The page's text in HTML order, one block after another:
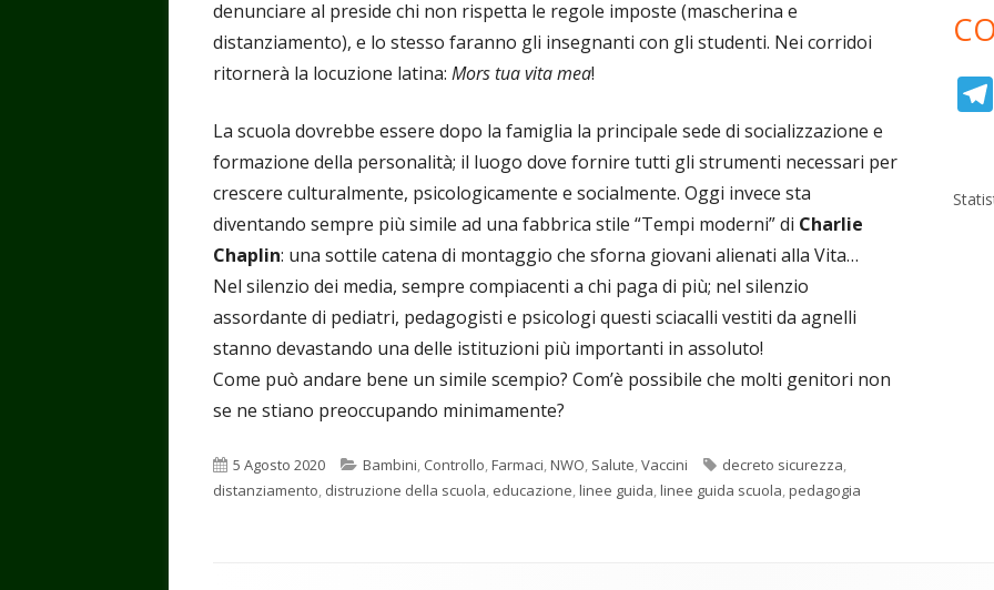
denunciare al preside chi non rispetta le regole imposte (mascherina e
distanziamento), e lo stesso faranno gli insegnanti con gli studenti. Nei corridoi
ritornerà la locuzione latina: Mors tua vita mea!
La scuola dovrebbe essere dopo la famiglia la principale sede di socializzazione e
formazione della personalità; il luogo dove fornire tutti gli strumenti necessari per
crescere culturalmente, psicologicamente e socialmente. Oggi invece sta
diventando sempre più simile ad una fabbrica stile “Tempi moderni” di Charlie
Chaplin: una sottile catena di montaggio che sforna giovani alienati alla Vita…
Nel silenzio dei media, sempre compiacenti a chi paga di più; nel silenzio
assordante di pediatri, pedagogisti e psicologi questi sciacalli vestiti da agnelli
stanno devastando una delle istituzioni più importanti in assoluto!
Come può andare bene un simile scempio? Com’è possibile che molti genitori non
se ne stiano preoccupando minimamente?
Pubblicato
5 Agosto 2020 Categorie
Bambini, Controllo,Farmaci,NWO, Salute,Vaccini Tag
decreto sicurezza,
distanziamento, distruzione della scuola, educazione,linee guida,linee guida scuola,pedagogia